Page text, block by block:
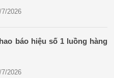
2026
báo hiệu số 1 luồng hàng
2026